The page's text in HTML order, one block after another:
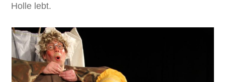
Holle lebt.